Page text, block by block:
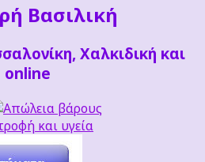
Βασιλική
Χαλκιδική και
online